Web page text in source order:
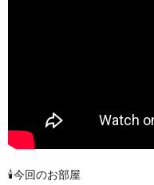
🕯今回のお部屋